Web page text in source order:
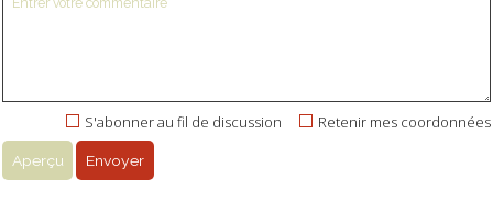
Retenir mes coordonnées
S'abonner au fil de discussion